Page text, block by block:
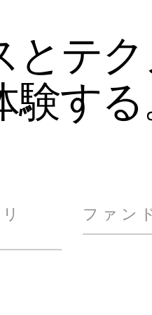
とテ
する
ファン